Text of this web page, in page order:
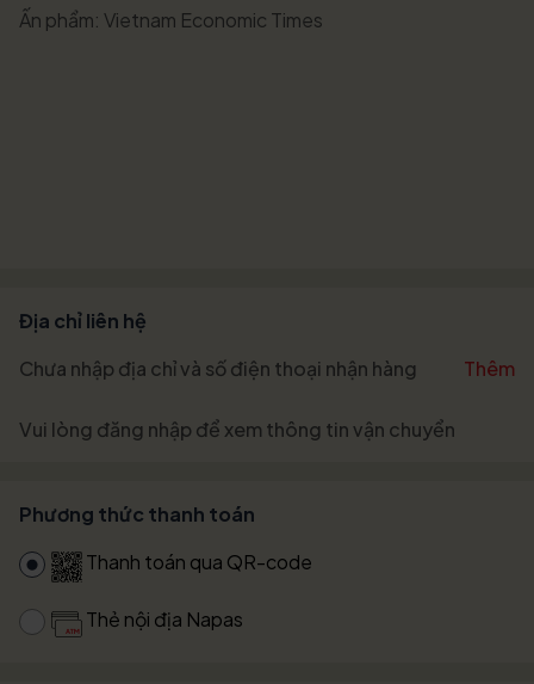
Ấn phẩm: Vietnam Economic Times
Địa chỉ liên hệ
Chưa nhập địa chỉ và số điện thoại nhận hàng
Thêm
Vui lòng đăng nhập để xem thông tin vận chuyển
Phương thức thanh toán
Thanh toán qua QR-code
Thẻ nội địa Napas